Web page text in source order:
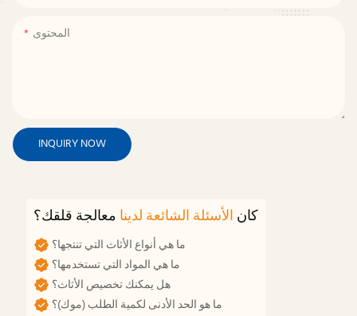
المحتوى
INQUIRY NOW
كان الأسئلة الشائعة لدينا معالجة قلقك؟
ما هي أنواع الأثاث التي تنتجها؟
ما هي المواد التي تستخدمها؟
هل يمكنك تخصيص الأثاث؟
ما هو الحد الأدنى لكمية الطلب (موك)؟